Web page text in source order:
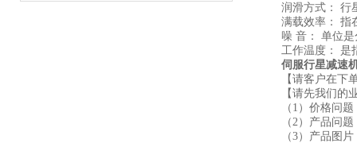
润滑方式： 行星
满载效率： 指在
噪 音： 单位是分
工作温度： 是指
伺服行星减速
【请客户在下单
【请先我们的业
（1）价格问题
（2）产品问题：
（3）产品图片：